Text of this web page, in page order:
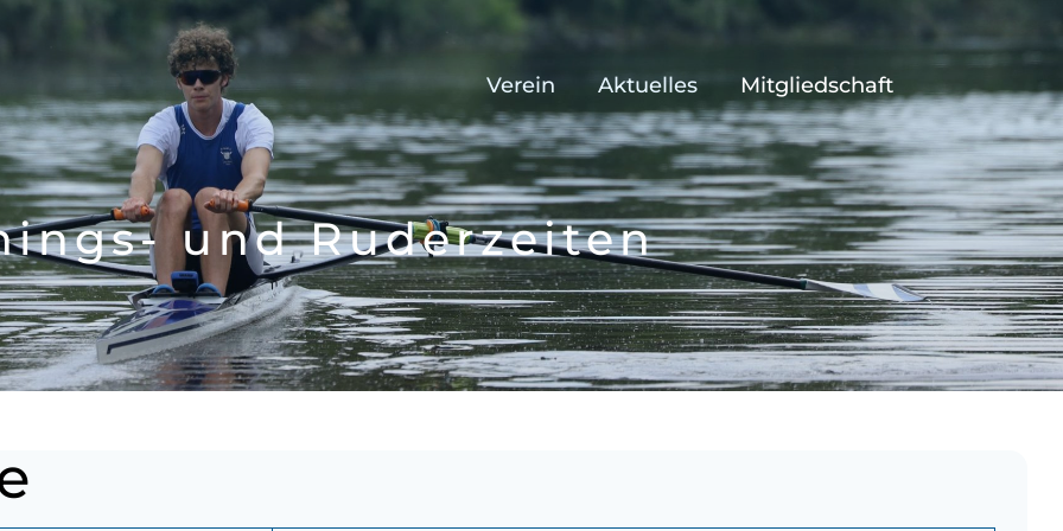
Verein Aktuelles Mitgliedschaft
und Ruderzeiten